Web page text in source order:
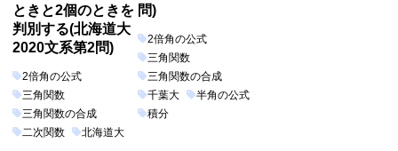
ときと2個のときを
判別する(北海道大
2020文系第2問)
2倍角の公式
三角関数
三角関数の合成
二次関数
北海道大
問)
2倍角の公式
三角関数
三角関数の合成
千葉大
半角の公式
積分